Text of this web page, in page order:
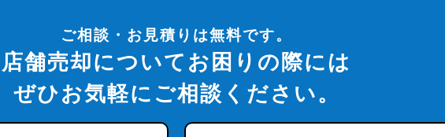
ご相談・お見積りは無料です。
店舗売却についてお困りの際には
ぜひお気軽にご相談ください。